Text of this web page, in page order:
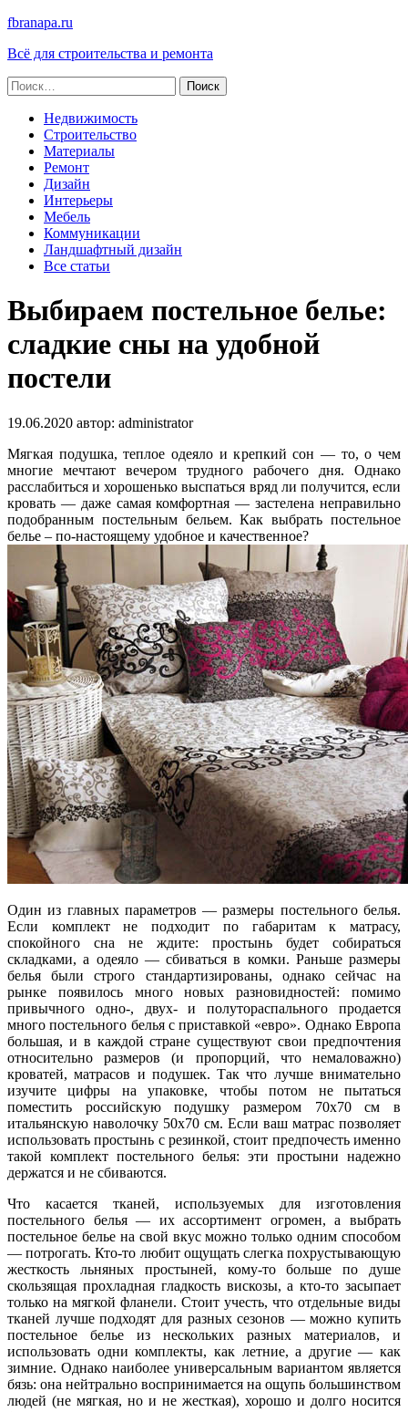
fbranapa.ru
Всё для строительства и ремонта
Найти:
Недвижимость
Строительство
Материалы
Ремонт
Дизайн
Интерьеры
Мебель
Коммуникации
Ландшафтный дизайн
Все статьи
Выбираем постельное белье:
сладкие сны на удобной
постели
19.06.2020 автор: administrator
Мягкая подушка, теплое одеяло и крепкий сон — то, о чем
многие мечтают вечером трудного рабочего дня. Однако
расслабиться и хорошенько выспаться вряд ли получится, если
кровать — даже самая комфортная — застелена неправильно
подобранным постельным бельем. Как выбрать постельное
белье – по-настоящему удобное и качественное?
Один из главных параметров — размеры постельного белья.
Если комплект не подходит по габаритам к матрасу,
спокойного сна не ждите: простынь будет собираться
складками, а одеяло — сбиваться в комки. Раньше размеры
белья были строго стандартизированы, однако сейчас на
рынке появилось много новых разновидностей: помимо
привычного одно-, двух- и полутораспального продается
много постельного белья с приставкой «евро». Однако Европа
большая, и в каждой стране существуют свои предпочтения
относительно размеров (и пропорций, что немаловажно)
кроватей, матрасов и подушек. Так что лучше внимательно
изучите цифры на упаковке, чтобы потом не пытаться
поместить российскую подушку размером 70х70 см в
итальянскую наволочку 50х70 см. Если ваш матрас позволяет
использовать простынь с резинкой, стоит предпочесть именно
такой комплект постельного белья: эти простыни надежно
держатся и не сбиваются.
Что касается тканей, используемых для изготовления
постельного белья — их ассортимент огромен, а выбрать
постельное белье на свой вкус можно только одним способом
— потрогать. Кто-то любит ощущать слегка похрустывающую
жесткость льняных простыней, кому-то больше по душе
скользящая прохладная гладкость вискозы, а кто-то засыпает
только на мягкой фланели. Стоит учесть, что отдельные виды
тканей лучше подходят для разных сезонов — можно купить
постельное белье из нескольких разных материалов, и
использовать одни комплекты, как летние, а другие — как
зимние. Однако наиболее универсальным вариантом является
бязь: она нейтрально воспринимается на ощупь большинством
людей (не мягкая, но и не жесткая), хорошо и долго носится